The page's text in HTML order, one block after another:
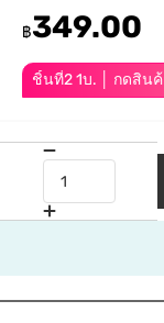
ชิ้นที่2 1บ. │ กดสิน
฿349.00